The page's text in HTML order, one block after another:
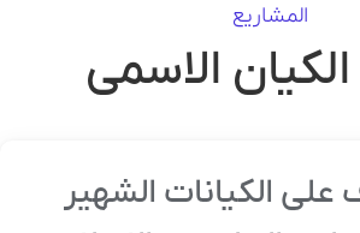
المشاریع
الاسمی
الکیانات الشهیر